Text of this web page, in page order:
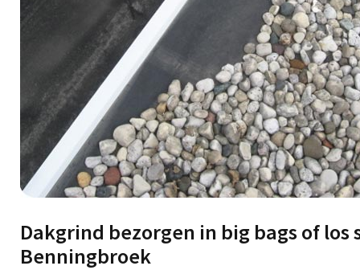
Dakgrind bezorgen in big bags of los
Benningbroek